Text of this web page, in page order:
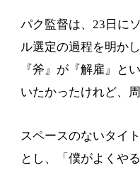
パク監督は、23日に
ル選定の過程を明か
『斧』が『解雇』と
いたかったけれど、
スペースのないタイ
とし、「僕がよくや